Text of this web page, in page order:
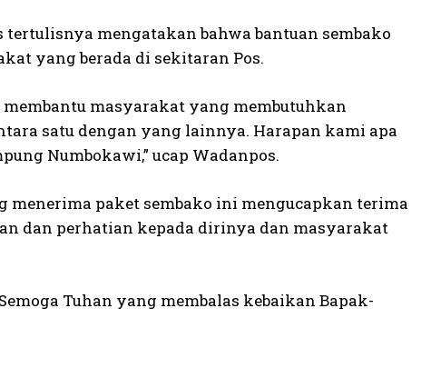
mengatakan bahwa bantuan sembako
yang berada di sekitaran Pos.
membantu masyarakat yang membutuhkan
satu dengan yang lainnya. Harapan kami apa
Numbokawi,” ucap Wadanpos.
menerima paket sembako ini mengucapkan terima
dan perhatian kepada dirinya dan masyarakat
Tuhan yang membalas kebaikan Bapak-